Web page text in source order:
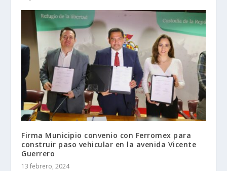
Firma Municipio convenio con Ferromex para
construir paso vehicular en la avenida Vicente
Guerrero
13 febrero, 2024